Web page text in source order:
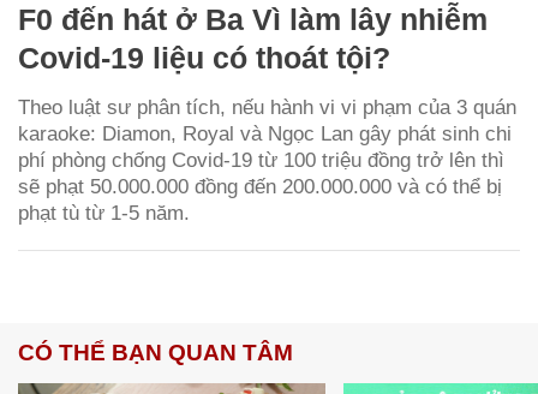
F0 đến hát ở Ba Vì làm lây nhiễm
Covid-19 liệu có thoát tội?
Theo luật sư phân tích, nếu hành vi vi phạm của 3 quán
karaoke: Diamon, Royal và Ngọc Lan gây phát sinh chi
phí phòng chống Covid-19 từ 100 triệu đồng trở lên thì
sẽ phạt 50.000.000 đồng đến 200.000.000 và có thể bị
phạt tù từ 1-5 năm.
CÓ THỂ BẠN QUAN TÂM